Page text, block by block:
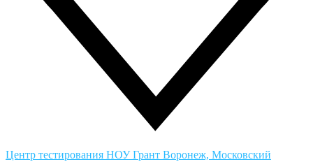
Центр тестирования НОУ Грант Воронеж, Московский